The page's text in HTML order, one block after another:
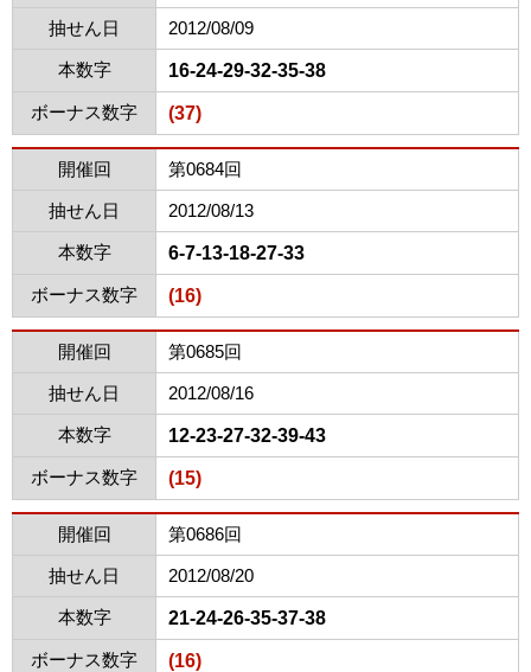
抽せん日 2012/08/09
本数字 16-24-29-32-35-38
ボーナス数字 (37)
開催回 第0684回
抽せん日 2012/08/13
本数字 6-7-13-18-27-33
ボーナス数字 (16)
開催回 第0685回
抽せん日 2012/08/16
本数字 12-23-27-32-39-43
ボーナス数字 (15)
開催回 第0686回
抽せん日 2012/08/20
本数字 21-24-26-35-37-38
ボーナス数字 (16)